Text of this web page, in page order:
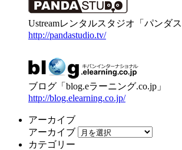
Ustreamレンタルスタジオ「パンダス
http://pandastudio.tv/
ブログ「blog.eラーニング.co.jp」
http://blog.elearning.co.jp/
アーカイブ
アーカイブ
カテゴリー